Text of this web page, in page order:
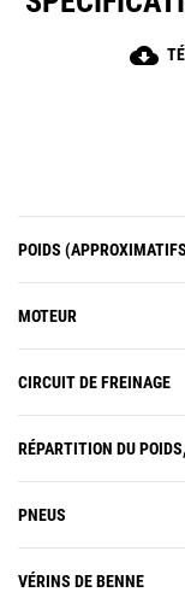
conduite
cloud_download
POIDS
MOTEUR
CIRCUIT DE FREINAGE
RÉPARTITION DU
PNEUS
VÉRINS DE BENNE